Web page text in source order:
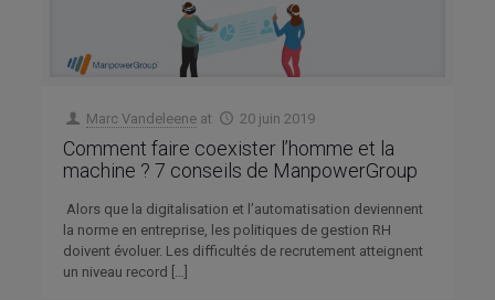
Marc Vandeleene at 20 juin 2019
Comment faire coexister l’homme et la
machine ? 7 conseils de ManpowerGroup
Alors que la digitalisation et l’automatisation deviennent
la norme en entreprise, les politiques de gestion RH
doivent évoluer. Les difficultés de recrutement atteignent
un niveau record […]